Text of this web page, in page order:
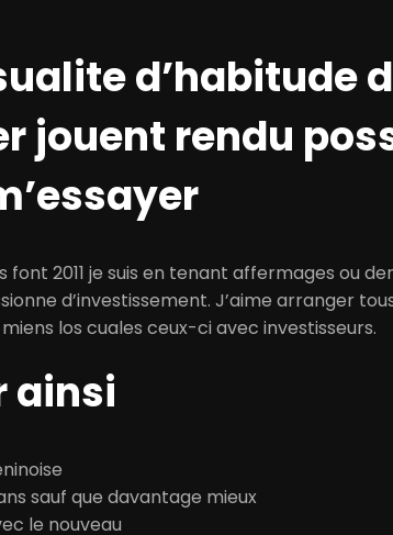
d’habitude
jouent rendu
2011 je suis en tenant affermages ou
d’investissement. J’aime arranger
los cuales ceux-ci avec investisseurs.
ainsi
sauf que davantage mieux
le nouveau